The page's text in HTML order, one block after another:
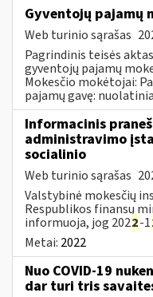
Gyventojų pajamų
Web turinio sąrašas
Pagrindinis teisės
gyventojų pajamų
Mokesčio mokėtojai:
pajamų gavę:
Informacinis
administravimo
socialinio
Web turinio sąrašas
Valstybinė mokesčių
Respublikos finansų
informuoja, jog 2022-1
Metai: 2022
Nuo COVID-19
dar turi tris